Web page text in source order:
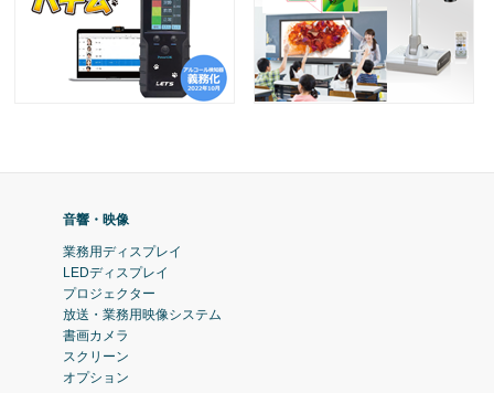
音響・映像
業務用ディスプレイ
LEDディスプレイ
プロジェクター
放送・業務用映像システム
書画カメラ
スクリーン
オプション